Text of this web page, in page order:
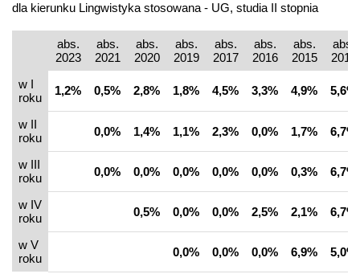
dla kierunku Lingwistyka stosowana - UG, studia II stopnia
abs.
2023
abs.
2021
abs.
2020
abs.
2019
abs.
2017
abs.
2016
abs.
2015
abs.
2014
w I
roku
1,2% 0,5% 2,8% 1,8% 4,5% 3,3% 4,9% 5,6%
w II
roku
0,0% 1,4% 1,1% 2,3% 0,0% 1,7% 6,7%
w III
roku
0,0% 0,0% 0,0% 0,0% 0,0% 0,3% 6,7%
w IV
roku
0,5% 0,0% 0,0% 2,5% 2,1% 6,7%
w V
roku
0,0% 0,0% 0,0% 6,9% 5,0%